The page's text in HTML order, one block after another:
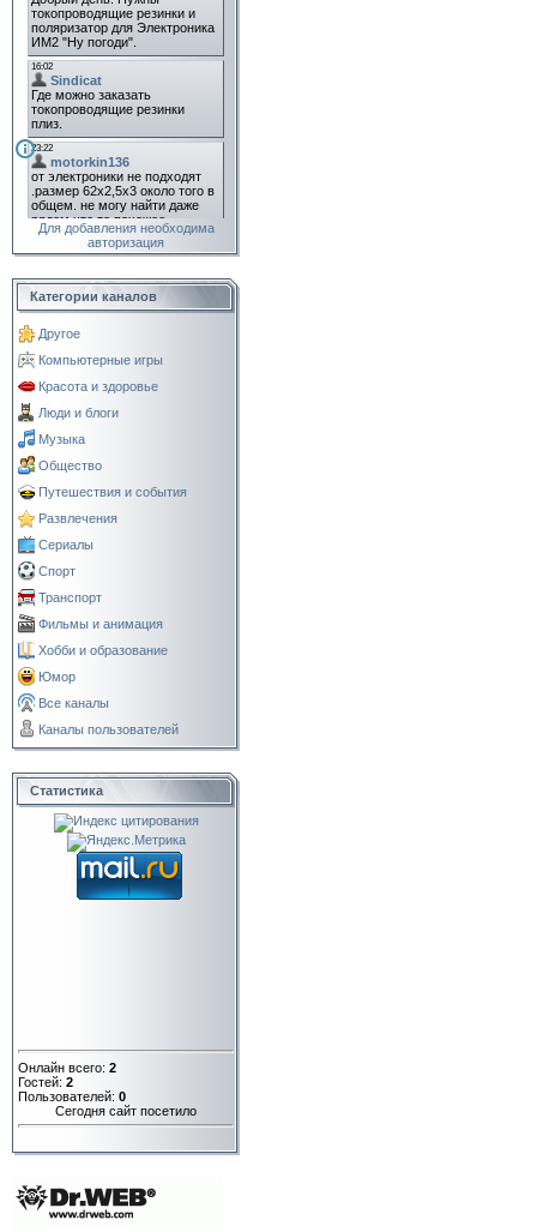
Для добавления необходима
авторизация
Категории каналов
Другое
Компьютерные игры
Красота и здоровье
Люди и блоги
Музыка
Общество
Путешествия и события
Развлечения
Сериалы
Спорт
Транспорт
Фильмы и анимация
Хобби и образование
Юмор
Все каналы
Каналы пользователей
Статистика
Онлайн всего: 2
Гостей: 2
Пользователей: 0
Сегодня сайт посетило